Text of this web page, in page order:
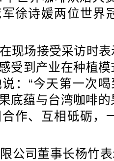
徐诗媛两位世界
现场接受采访时
受到产业在种植
：“今天第一次
蕴与台湾咖啡的
作、互相砥砺，
公司董事长杨竹表